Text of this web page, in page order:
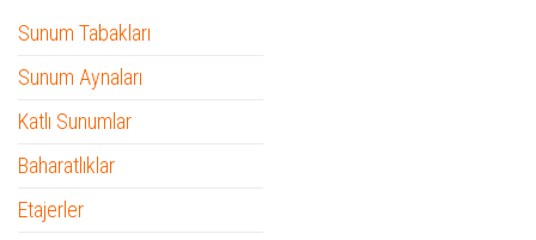
Sunum Tabakları
Sunum Aynaları
Katlı Sunumlar
Baharatlıklar
Etajerler